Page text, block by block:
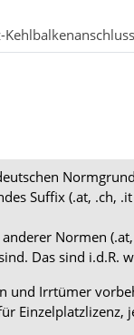
Suffix (.at, .ch,
Normen
Das sind i.d.R.
und Irrtümer